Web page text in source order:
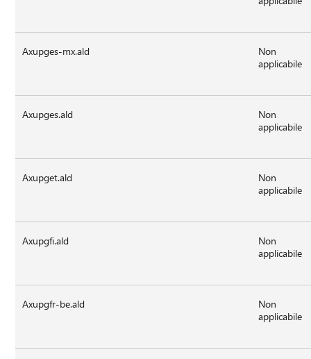
Axupges-mx.ald
Non
applicabile
Axupges.ald
Non
applicabile
Axupget.ald
Non
applicabile
Axupgfi.ald
Non
applicabile
Axupgfr-be.ald
Non
applicabile